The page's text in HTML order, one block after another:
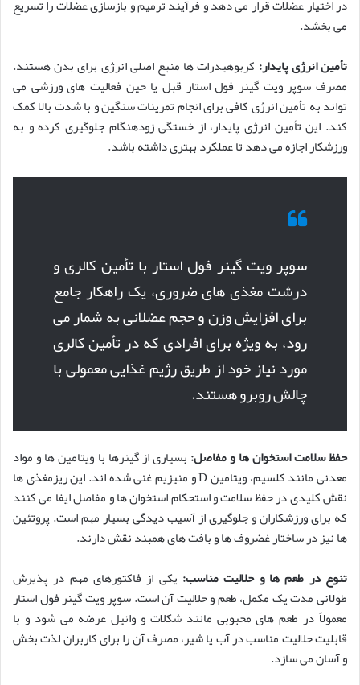
در اختیار عضلات قرار می دهد و فرآیند ترمیم و بازسازی عضلات را تسریع
می بخشد.
تأمین انرژی پایدار: کربوهیدرات ها منبع اصلی انرژی برای بدن هستند.
مصرف سوپر ویت گینر فول استار قبل یا حین فعالیت های ورزشی می
تواند به تأمین انرژی کافی برای انجام تمرینات سنگین و با شدت بالا کمک
کند. این تأمین انرژی پایدار، از خستگی زودهنگام جلوگیری کرده و به
ورزشکار اجازه می دهد تا عملکرد بهتری داشته باشد.
سوپر ویت گینر فول استار با تأمین کالری و
درشت مغذی های ضروری، یک راهکار جامع
برای افزایش وزن و حجم عضلانی به شمار می
رود، به ویژه برای افرادی که در تأمین کالری
مورد نیاز خود از طریق رژیم غذایی معمولی با
چالش روبرو هستند.
حفظ سلامت استخوان ها و مفاصل: بسیاری از گینرها با ویتامین ها و مواد
معدنی مانند کلسیم، ویتامین D و منیزیم غنی شده اند. این ریزمغذی ها
نقش کلیدی در حفظ سلامت و استحکام استخوان ها و مفاصل ایفا می کنند
که برای ورزشکاران و جلوگیری از آسیب دیدگی بسیار مهم است. پروتئین
ها نیز در ساختار غضروف ها و بافت های همبند نقش دارند.
تنوع در طعم ها و حلالیت مناسب: یکی از فاکتورهای مهم در پذیرش
طولانی مدت یک مکمل، طعم و حلالیت آن است. سوپر ویت گینر فول استار
معمولاً در طعم های محبوبی مانند شکلات و وانیل عرضه می شود و با
قابلیت حلالیت مناسب در آب یا شیر، مصرف آن را برای کاربران لذت بخش
و آسان می سازد.